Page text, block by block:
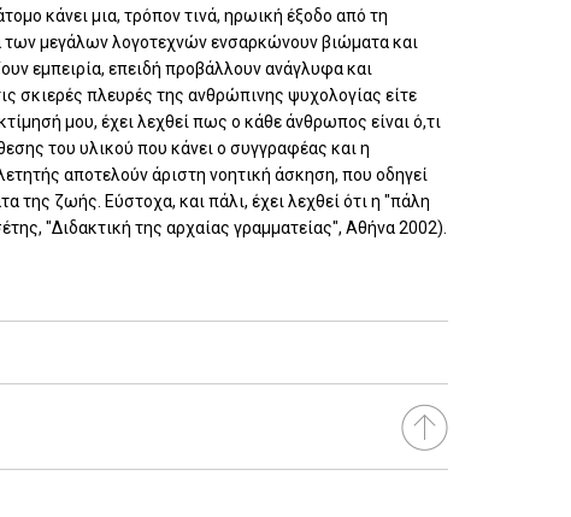
κάνει μια, τρόπον τινά, ηρωική έξοδο από τη
των μεγάλων λογοτεχνών ενσαρκώνουν βιώματα και
εμπειρία, επειδή προβάλλουν ανάγλυφα και
σκιερές πλευρές της ανθρώπινης ψυχολογίας είτε
μου, έχει λεχθεί πως ο κάθε άνθρωπος είναι ό,τι
του υλικού που κάνει ο συγγραφέας και η
αποτελούν άριστη νοητική άσκηση, που οδηγεί
της ζωής. Εύστοχα, και πάλι, έχει λεχθεί ότι η "πάλη
"Διδακτική της αρχαίας γραμματείας", Αθήνα 2002).